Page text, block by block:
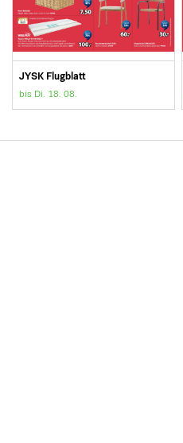
JYSK Flugblatt
bis Di. 18. 08.